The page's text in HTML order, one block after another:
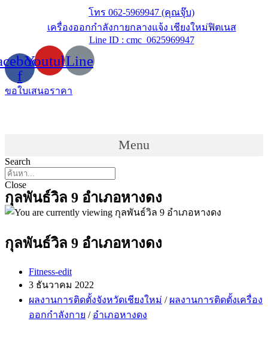
โทร 062-5969947 (คุณจุ๊บ)
เครื่องออกกำลังกายกลางแจ้ง เชียงใหม่ฟิตเนส
Line ID : cmc_0625969947
f
YoutubeLine
ขอใบเสนอราคา
Menu
Search
Close
กุลพันธ์วิล 9 อำเภอหางดง
กุลพันธ์วิล 9 อำเภอหางดง
Post
author:
Fitness-edit
Post
3 ธันวาคม 2022
Post
category:
ผลงานการติดตั้งจังหวัดเชียงใหม่ / ผลงานการติดตั้งเครื่อง
ออกกำลังกาย / อำเภอหางดง